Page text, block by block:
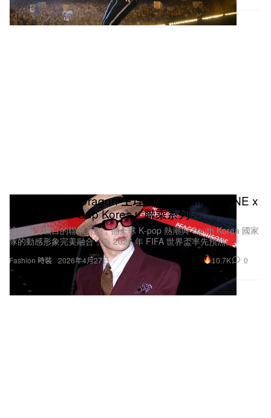
Fashion 時裝
搶先曝光：G‑Dragon 主理 PEACEMINUSONE x
Nike「World Cup Korea」聯乘系列
這個備受矚目的聯乘系列，把全球 K‑pop 熱潮與 South Korea 國家
隊的動感形象完美融合，為 2026 年 FIFA 世界盃率先預熱。
2026年4月27日 10.7K 0